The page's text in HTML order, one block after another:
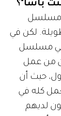
باشا"؟
مسلسل
لكن في
في مسلسل
من عمل
حيث أن
كله في
لديهم